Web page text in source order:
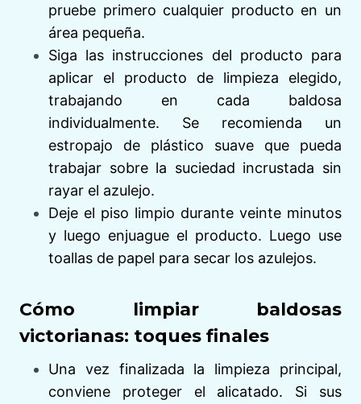
pruebe primero cualquier producto en un
área pequeña.
Siga las instrucciones del producto para
aplicar el producto de limpieza elegido,
trabajando en cada baldosa
individualmente. Se recomienda un
estropajo de plástico suave que pueda
trabajar sobre la suciedad incrustada sin
rayar el azulejo.
Deje el piso limpio durante veinte minutos
y luego enjuague el producto. Luego use
toallas de papel para secar los azulejos.
Cómo limpiar baldosas
victorianas: toques finales
Una vez finalizada la limpieza principal,
conviene proteger el alicatado. Si sus